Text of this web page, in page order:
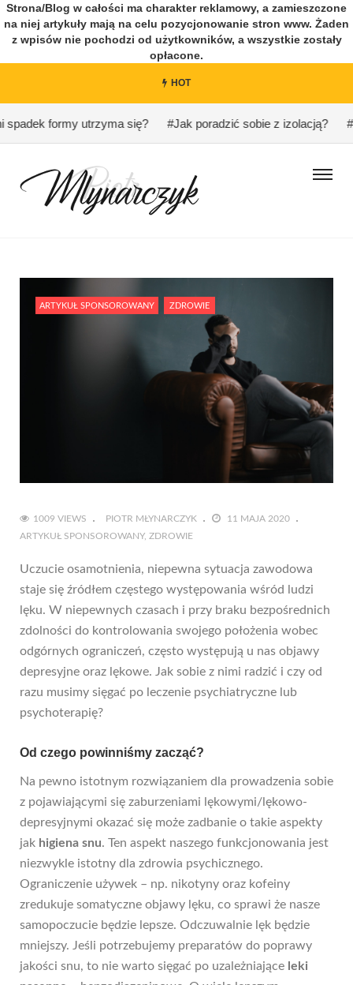
Strona/Blog w całości ma charakter reklamowy, a zamieszczone
na niej artykuły mają na celu pozycjonowanie stron www. Żaden
z wpisów nie pochodzi od użytkowników, a wszystkie zostały
opłacone.
HOT
formy utrzyma się? #Jak poradzić sobie z izolacją?
ARTYKUŁ SPONSOROWANY ZDROWIE
1009 VIEWS PIOTR MŁYNARCZYK
11 MAJA 2020
ARTYKUŁ SPONSOROWANY ZDROWIE
Uczucie osamotnienia, niepewna sytuacja zawodowa
staje się źródłem częstego występowania wśród ludzi
lęku. W niepewnych czasach i przy braku bezpośrednich
zdolności do kontrolowania swojego położenia wobec
odgórnych ograniczeń, często występują u nas objawy
depresyjne oraz lękowe. Jak sobie z nimi radzić i czy od
razu musimy sięgać po leczenie psychiatryczne lub
psychoterapię?
Od czego powinniśmy zacząć?
Na pewno istotnym rozwiązaniem dla prowadzenia sobie
z pojawiającymi się zaburzeniami lękowymi/lękowo-
depresyjnymi okazać się może zadbanie o takie aspekty
jak higiena snu. Ten aspekt naszego funkcjonowania jest
niezwykle istotny dla zdrowia psychicznego.
Ograniczenie używek – np. nikotyny oraz kofeiny
zredukuje somatyczne objawy lęku, co sprawi że nasze
samopoczucie będzie lepsze. Odczuwalnie lęk będzie
mniejszy. Jeśli potrzebujemy preparatów do poprawy
jakości snu, to nie warto sięgać po uzależniające leki